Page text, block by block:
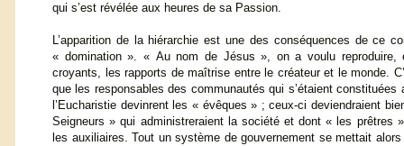
qui s’est révélée aux heures de sa Passion.
L’apparition de la hiérarchie est une des conséquences de ce
« domination ». « Au nom de Jésus », on a voulu reproduire,
croyants, les rapports de maîtrise entre le créateur et le monde.
que les responsables des communautés qui s’étaient constituées
l’Eucharistie devinrent les « évêques » ; ceux-ci deviendraient
Seigneurs » qui administreraient la société et dont « les prêtres
les auxiliaires. Tout un système de gouvernement se mettait